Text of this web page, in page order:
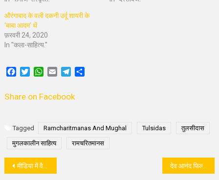
औरंगाबाद के वली दकनी उर्दू शायरी के
‘बाबा आदम’ थें
फ़रवरी 24, 2020
In "कला-साहित्य."
Facebook
TwitterWhatsApp
Email Telegram
Share on Facebook
Tagged Ramcharitmanas And Mughal Tulsidas तुलसीदास
मुगलकालीन साहित्य रामचरितमानस
पोस्ट
मीडिया में वैकल्पिक कारोबारी मॉडल क्यों जरुरी हैं? देव आनंद फिल्म इंडस्ट्री के ‘रूमानियत का बादशाह’